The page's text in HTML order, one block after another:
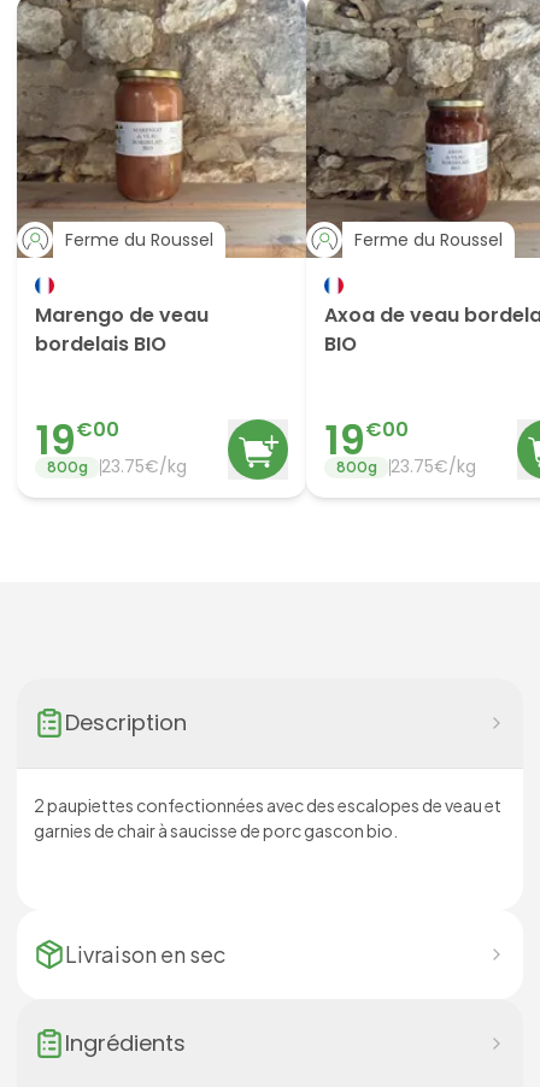
Ferme du Roussel
Marengo de veau
bordelais BIO
19€00
800g 23.75€/kg
Ferme du Roussel
Axoa de veau
BIO
19€00
800g 23.75€/kg
Description
2 paupiettes confectionnées avec des escalopes de veau et
garnies de chair à saucisse de porc gascon bio.
Livraison en sec
Ingrédients